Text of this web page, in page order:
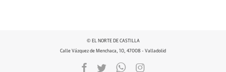
© EL NORTE DE CASTILLA
Calle Vázquez de Menchaca, 10, 47008 - Valladolid